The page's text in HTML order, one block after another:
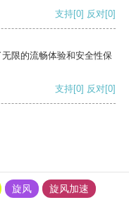
支持[0] 反对[0]
限的流畅体验和安全性保
支持[0] 反对[0]
旋风
旋风加速